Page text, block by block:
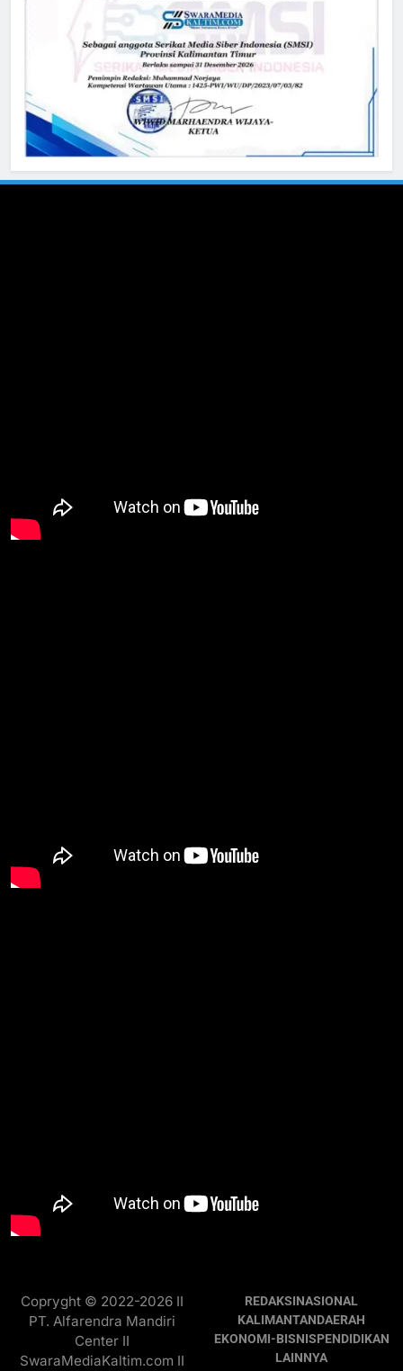
Copryght © 2022-2026 II
PT. Alfarendra Mandiri
Center II
SwaraMediaKaltim.com II
REDAKSINASIONAL
KALIMANTANDAERAH
EKONOMI-BISNISPENDIDIKAN
LAINNYA